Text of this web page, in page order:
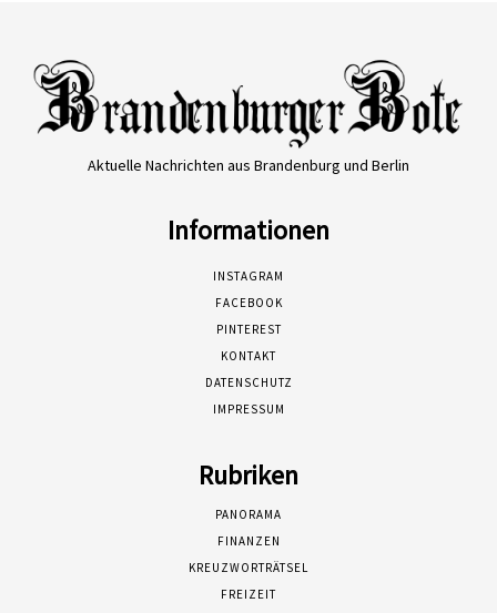
Aktuelle Nachrichten aus Brandenburg und Berlin
Informationen
INSTAGRAM
FACEBOOK
PINTEREST
KONTAKT
DATENSCHUTZ
IMPRESSUM
Rubriken
PANORAMA
FINANZEN
KREUZWORTRÄTSEL
FREIZEIT